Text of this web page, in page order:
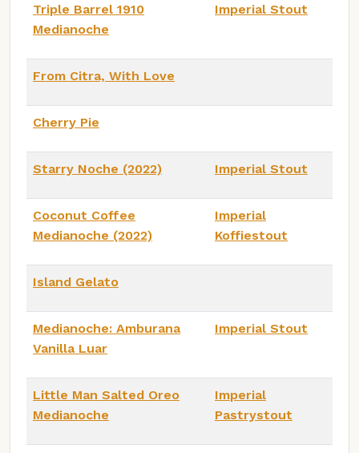
Triple Barrel 1910
Medianoche
Imperial Stout
From Citra, With Love
Cherry Pie
Starry Noche (2022) Imperial Stout
Coconut Coffee
Medianoche (2022)
Imperial
Koffiestout
Island Gelato
Medianoche: Amburana
Vanilla Luar
Imperial Stout
Little Man Salted Oreo
Medianoche
Imperial
Pastrystout